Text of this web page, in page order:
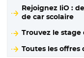
Rejoignez liO :
de car scolaire
Trouvez le
Toutes les offres